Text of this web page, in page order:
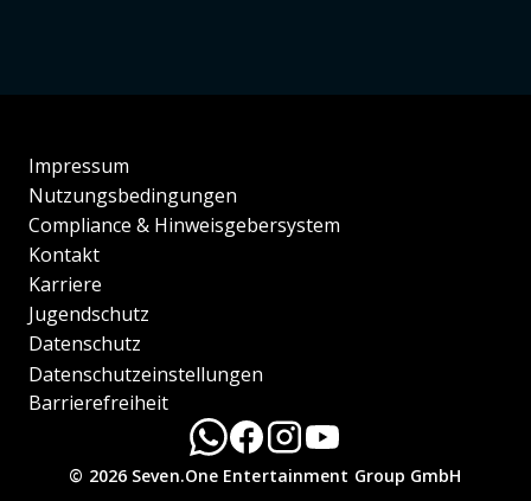
Impressum
Nutzungsbedingungen
Compliance & Hinweisgebersystem
Kontakt
Karriere
Jugendschutz
Datenschutz
Datenschutzeinstellungen
Barrierefreiheit
© 2026 Seven.One Entertainment Group GmbH